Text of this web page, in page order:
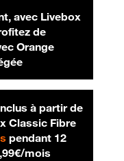
avec Livebox
de
par mois
Orange
à partir de
Classic Fibre
29,99 € par mois
pendant 12
mois42,99 € par